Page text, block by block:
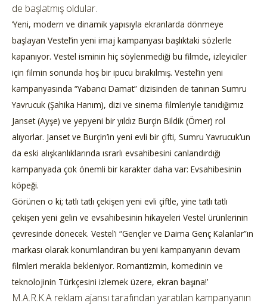
de başlatmış oldular.
‘Yeni, modern ve dinamik yapısıyla ekranlarda dönmeye
başlayan Vestel’in yeni imaj kampanyası başlıktaki sözlerle
kapanıyor. Vestel isminin hiç söylenmediği bu filmde, izleyiciler
için filmin sonunda hoş bir ipucu bırakılmış. Vestel’in yeni
kampanyasında “Yabancı Damat” dizisinden de tanınan Sumru
Yavrucuk (Şahika Hanım), dizi ve sinema filmleriyle tanıdığımız
Janset (Ayşe) ve yepyeni bir yıldız Burçin Bildik (Ömer) rol
alıyorlar. Janset ve Burçin’in yeni evli bir çifti, Sumru Yavrucuk’un
da eski alışkanlıklarında ısrarlı evsahibesini canlandırdığı
kampanyada çok önemli bir karakter daha var: Evsahibesinin
köpeği.
Görünen o ki; tatlı tatlı çekişen yeni evli çiftle, yine tatlı tatlı
çekişen yeni gelin ve evsahibesinin hikayeleri Vestel ürünlerinin
çevresinde dönecek. Vestel’i “Gençler ve Daima Genç Kalanlar”ın
markası olarak konumlandıran bu yeni kampanyanın devam
filmleri merakla bekleniyor. Romantizmin, komedinin ve
teknolojinin Türkçesini izlemek üzere, ekran başına!’
M.A.R.K.A reklam ajansı tarafından yaratılan kampanyanın